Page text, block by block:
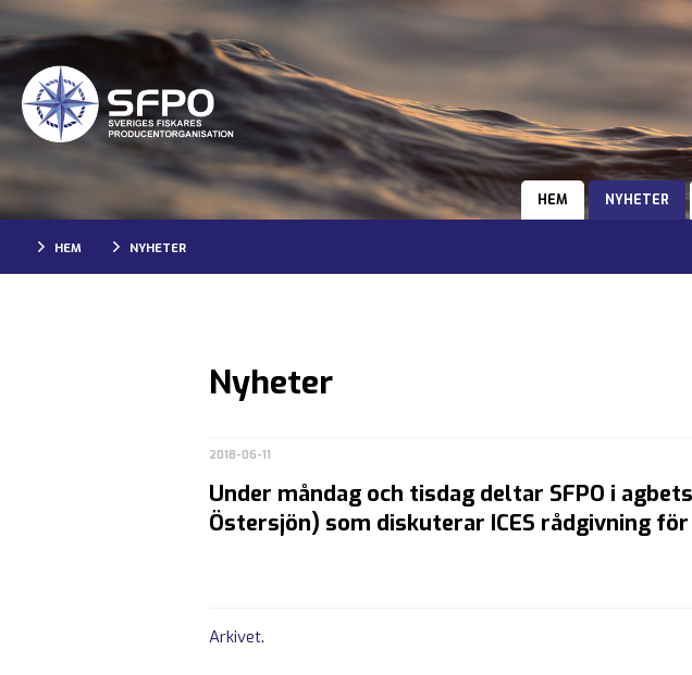
HEM NYHETER
HEM NYHETER
Nyheter
2018-06-11
Under måndag och tisdag deltar SFPO i
Östersjön) som diskuterar ICES rådgivning
Arkivet.